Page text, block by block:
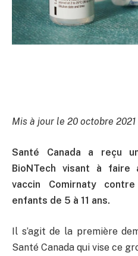
Mis à jour le 20 octobre 2021
Santé Canada a reçu
BioNTech visant à faire
vaccin Comirnaty
enfants de 5 à 11 ans.
Il s’agit de la première
Santé Canada qui vise ce